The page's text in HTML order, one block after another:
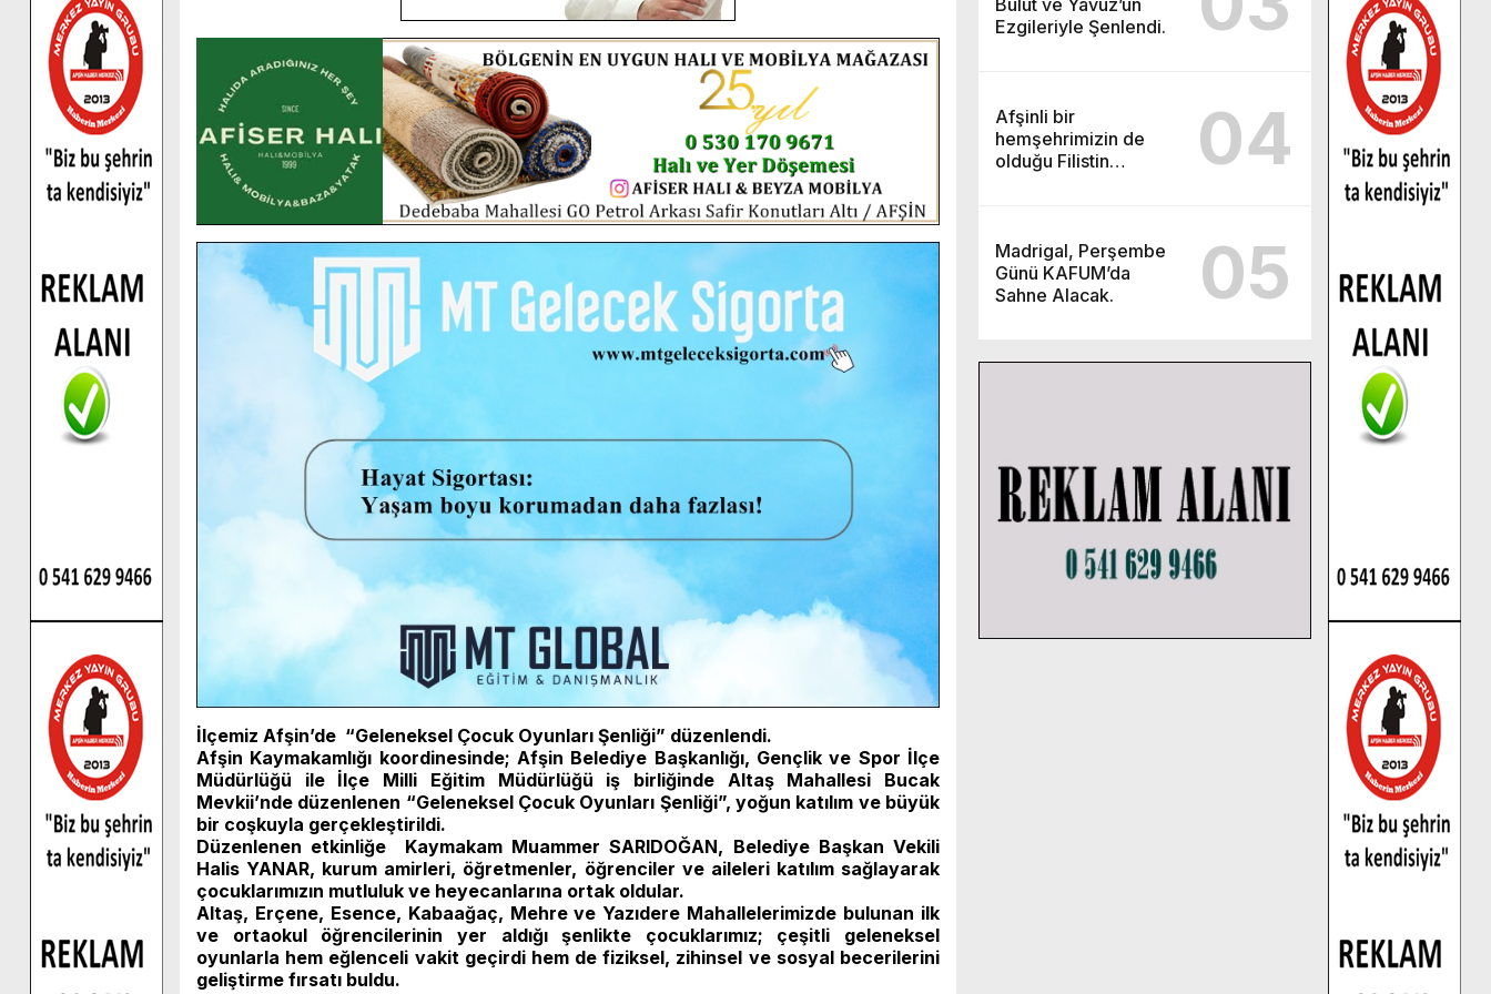
Ezgileriyle Şenlendi.
Afşinli bir
hemşehrimizin de
olduğu Filistin
04
Madrigal, Perşembe
Günü KAFUM’da
Sahne Alacak.
05
İlçemiz Afşin’de “Geleneksel Çocuk Oyunları Şenliği” düzenlendi.
Afşin Kaymakamlığı koordinesinde; Afşin Belediye Başkanlığı, Gençlik ve Spor İlçe
Müdürlüğü ile İlçe Milli Eğitim Müdürlüğü iş birliğinde Altaş Mahallesi Bucak
Mevkii’nde düzenlenen “Geleneksel Çocuk Oyunları Şenliği”, yoğun katılım ve büyük
bir coşkuyla gerçekleştirildi.
Düzenlenen etkinliğe Kaymakam Muammer SARIDOĞAN, Belediye Başkan Vekili
Halis YANAR, kurum amirleri, öğretmenler, öğrenciler ve aileleri katılım sağlayarak
çocuklarımızın mutluluk ve heyecanlarına ortak oldular.
Altaş, Erçene, Esence, Kabaağaç, Mehre ve Yazıdere Mahallelerimizde bulunan ilk
ve ortaokul öğrencilerinin yer aldığı şenlikte çocuklarımız; çeşitli geleneksel
oyunlarla hem eğlenceli vakit geçirdi hem de fiziksel, zihinsel ve sosyal becerilerini
geliştirme fırsatı buldu.